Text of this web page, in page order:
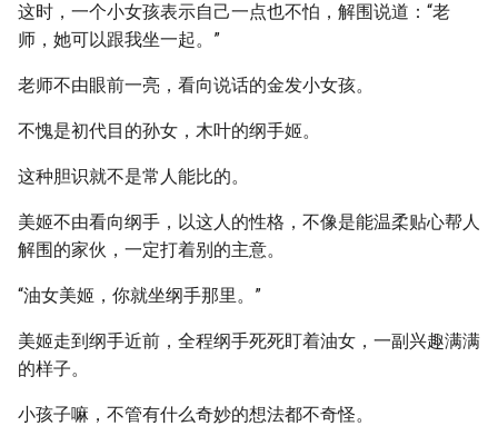
这时，一个小女孩表示自己一点也不怕，解围说道：“老
师，她可以跟我坐一起。”
老师不由眼前一亮，看向说话的金发小女孩。
不愧是初代目的孙女，木叶的纲手姬。
这种胆识就不是常人能比的。
美姬不由看向纲手，以这人的性格，不像是能温柔贴心帮人
解围的家伙，一定打着别的主意。
“油女美姬，你就坐纲手那里。”
美姬走到纲手近前，全程纲手死死盯着油女，一副兴趣满满
的样子。
小孩子嘛，不管有什么奇妙的想法都不奇怪。